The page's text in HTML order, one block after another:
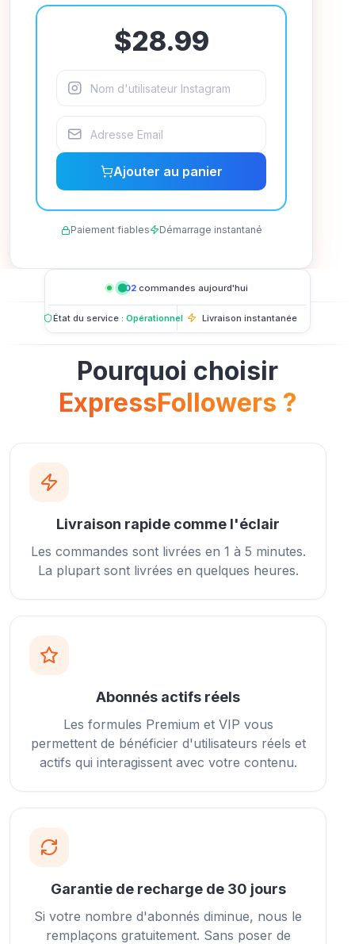
$28.99
Ajouter au panier
Paiement fiables Démarrage instantané
402 commandes aujourd'hui
État du service : Opérationnel Livraison instantanée
Nous avons livré3,581,149,772Nombre d'abonnés jusqu'à présent !
Pourquoi choisir
ExpressFollowers ?
Livraison rapide comme l'éclair
Les commandes sont livrées en 1 à 5 minutes.
La plupart sont livrées en quelques heures.
Abonnés actifs réels
Les formules Premium et VIP vous
permettent de bénéficier d'utilisateurs réels et
actifs qui interagissent avec votre contenu.
Garantie de recharge de 30 jours
Si votre nombre d'abonnés diminue, nous le
remplaçons gratuitement. Sans poser de